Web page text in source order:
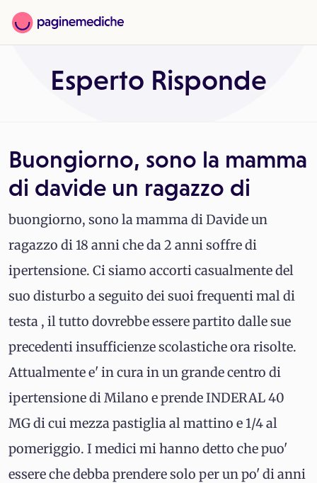
Esperto Risponde
Buongiorno, sono la mamma
di davide un ragazzo di
buongiorno, sono la mamma di Davide un
ragazzo di 18 anni che da 2 anni soffre di
ipertensione. Ci siamo accorti casualmente del
suo disturbo a seguito dei suoi frequenti mal di
testa , il tutto dovrebbe essere partito dalle sue
precedenti insufficienze scolastiche ora risolte.
Attualmente e' in cura in un grande centro di
ipertensione di Milano e prende INDERAL 40
MG di cui mezza pastiglia al mattino e 1/4 al
pomeriggio. I medici mi hanno detto che puo'
essere che debba prendere solo per un po' di anni